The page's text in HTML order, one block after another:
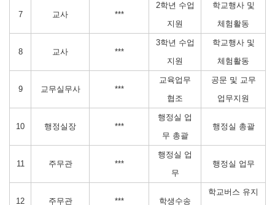
7 교사 ***
2학년 수업
지원
학교행사 및
체험활동
8 교사 ***
3학년 수업
지원
학교행사 및
체험활동
9 교무실무사 ***
교육업무
협조
공문 및 교무
업무지원
10 행정실장 ***
행정실 업
무 총괄
행정실 총괄
11 주무관 ***
행정실 업
무
행정실 업무
12 주무관 *** 학생수송
학교버스 유지